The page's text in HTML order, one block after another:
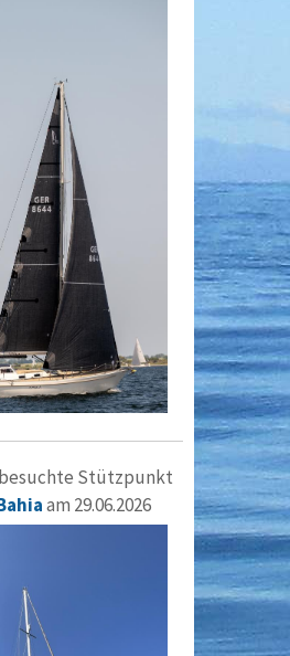
Stützpunkt
am 29.06.2026